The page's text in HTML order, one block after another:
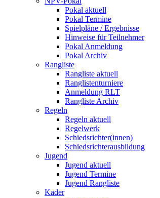
Pokal aktuell
Pokal Termine
Spielpläne / Ergebnisse
Hinweise für Teilnehmer
Pokal Anmeldung
Pokal Archiv
Rangliste
Rangliste aktuell
Ranglistenturniere
Anmeldung RLT
Rangliste Archiv
Regeln
Regeln aktuell
Regelwerk
Schiedsrichter(innen)
Schiedsrichterausbildung
Jugend
Jugend aktuell
Jugend Termine
Jugend Rangliste
Kader